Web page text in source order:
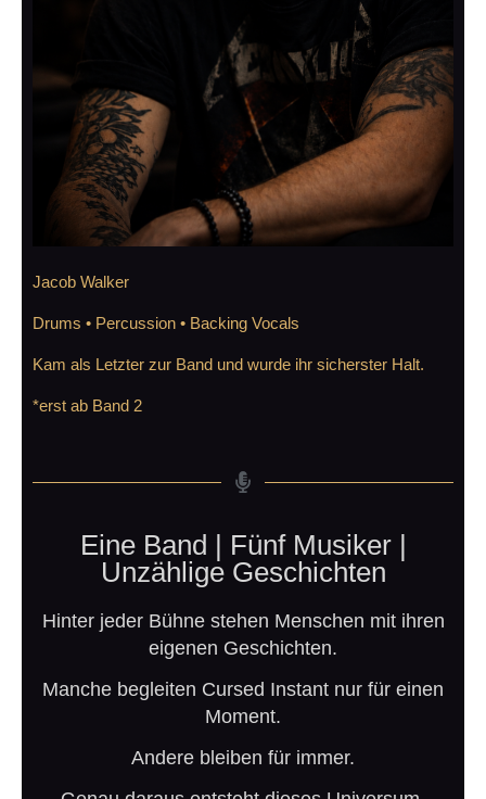
Jacob Walker
Drums • Percussion • Backing Vocals
Kam als Letzter zur Band und wurde ihr sicherster Halt.
*erst ab Band 2
Eine Band | Fünf Musiker |
Unzählige Geschichten
Hinter jeder Bühne stehen Menschen mit ihren
eigenen Geschichten.
Manche begleiten Cursed Instant nur für einen
Moment.
Andere bleiben für immer.